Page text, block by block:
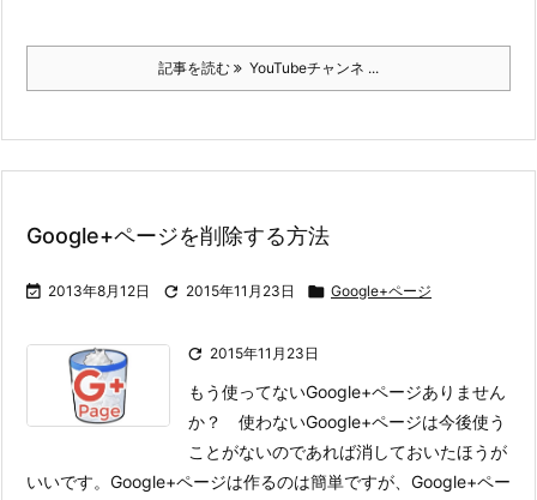
記事を読む YouTubeチャンネ ...
Google+ページを削除する方法
 2013年8月12日  2015年11月23日  Google+ページ
 2015年11月23日
もう使ってないGoogle+ページありません
か？ 使わないGoogle+ページは今後使う
ことがないのであれば消しておいたほうが
いいです。 Google+ページは作るのは簡単ですが、Google+ペー